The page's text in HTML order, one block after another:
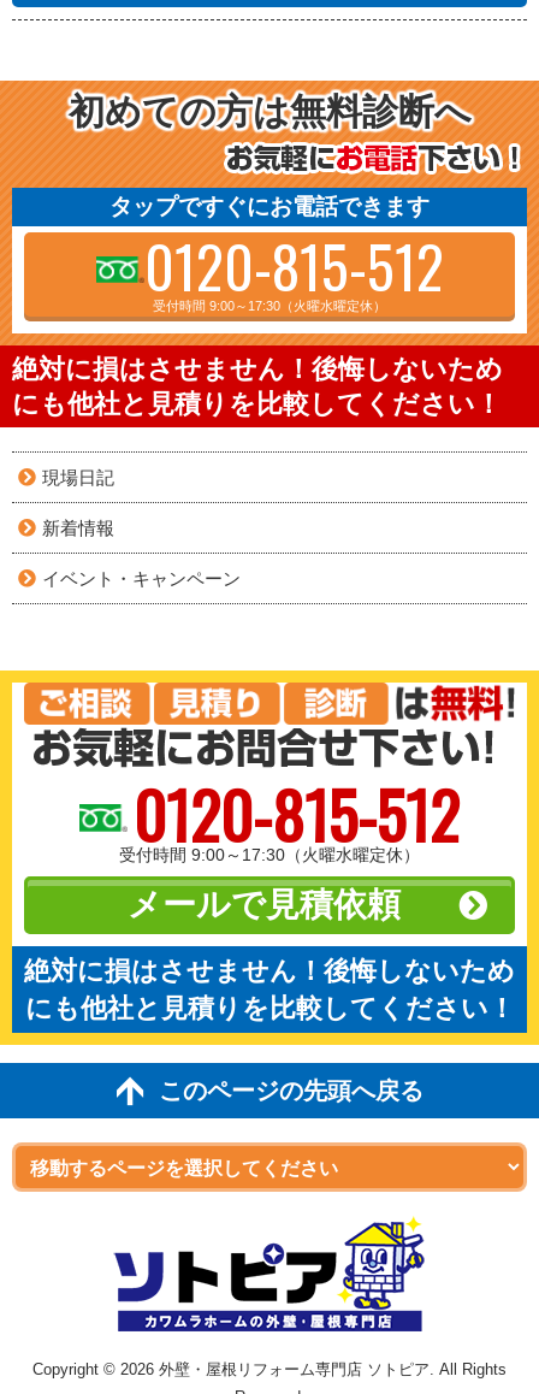
初めての方は無料診断へ
タップですぐにお電話できます
0120-815-512
受付時間 9:00～17:30（火曜水曜定休）
絶対に損はさせません！後悔しないため
にも他社と見積りを比較してください！
現場日記
新着情報
イベント・キャンペーン
0120-815-512
受付時間 9:00～17:30（火曜水曜定休）
メールで見積依頼
絶対に損はさせません！後悔しないため
にも他社と見積りを比較してください！
このページの先頭へ戻る
Copyright © 2026 外壁・屋根リフォーム専門店 ソトピア. All Rights